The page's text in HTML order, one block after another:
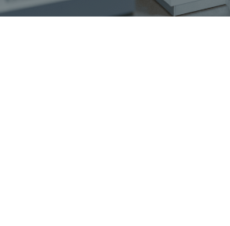
DES QUESTIONS ?